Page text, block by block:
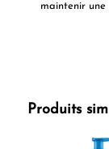
maintenir
Produits